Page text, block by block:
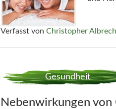
Verfasst von Christopher
Gesundheit
Nebenwirkungen von